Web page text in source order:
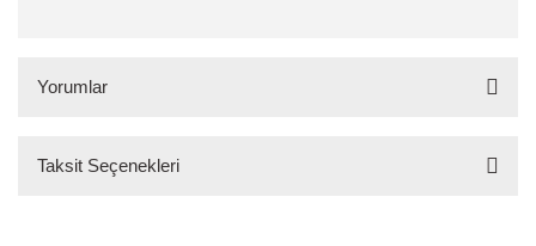
Yorumlar
Taksit Seçenekleri